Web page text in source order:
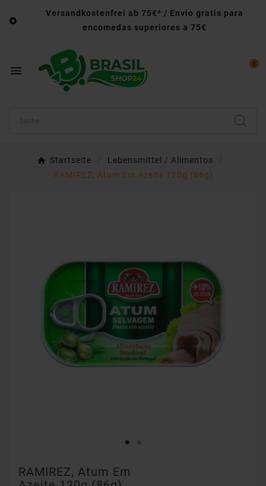

Versandkostenfrei ab 75€* / Envio gratis para
encomedas superiores a 75€
 0
Startseite
Lebensmittel / Alimentos
RAMIREZ, Atum Em Azeite 120g (86g)
RAMIREZ, Atum Em